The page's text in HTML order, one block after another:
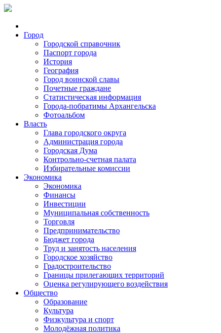
Город
Городской справочник
Паспорт города
История
География
Город воинской славы
Почетные граждане
Статистическая информация
Города-побратимы Архангельска
Фотоальбом
Власть
Глава городского округа
Администрация города
Городская Дума
Контрольно-счетная палата
Избирательные комиссии
Экономика
Экономика
Финансы
Инвестиции
Муниципальная собственность
Торговля
Предпринимательство
Бюджет города
Труд и занятость населения
Городское хозяйство
Градостроительство
Границы прилегающих территорий
Оценка регулирующего воздействия
Общество
Образование
Культура
Физкультура и спорт
Молодёжная политика